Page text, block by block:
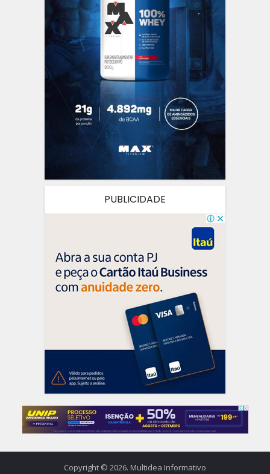
PUBLICIDADE
Copyright © 2026. Multidea Informativo